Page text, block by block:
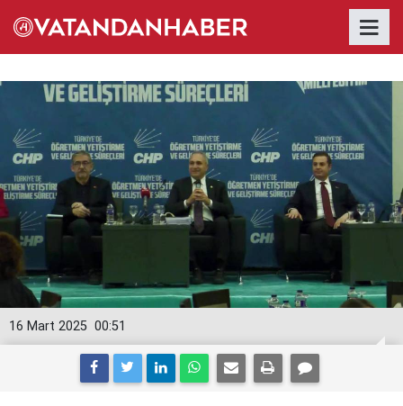
00:51
16 Mart 2025